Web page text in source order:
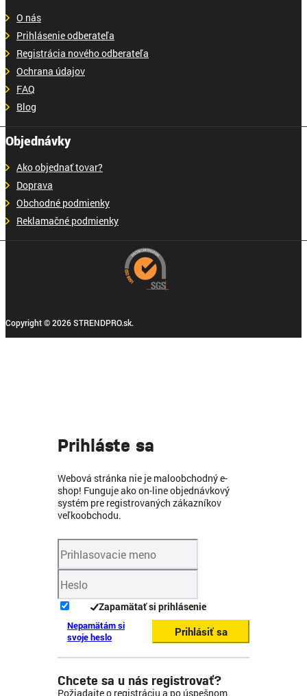
O nás
Prihlásenie odberateľa
Registrácia nového odberateľa
Ochrana údajov
FAQ
Blog
Objednávky
Ako objednať tovar?
Doprava
Obchodné podmienky
Reklamačné podmienky
Copyright © 2026 STRENDPRO.sk.
Prihláste sa
Webová stránka nie je maloobchodný e-
shop! Funguje ako on-line objednávkový
systém pre registrovaných zákazníkov
veľkoobchodu.
Zapamätať si prihlásenie
Nepamätám si
svoje heslo
Prihlásiť sa
Chcete sa u nás registrovať?
Požiadajte o registráciu a po úspešnom